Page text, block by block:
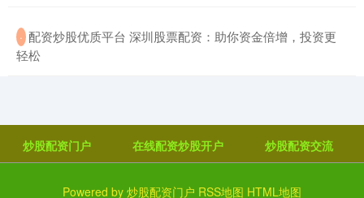
· ​配资炒股优质平台 深圳股票配资：助你资金倍增，投资更
轻松
炒股配资门户 在线配资炒股开户 炒股配资交流
Powered by 炒股配资门户 RSS地图 HTML地图